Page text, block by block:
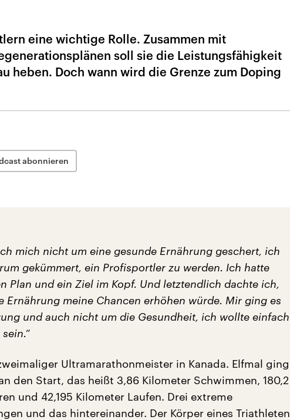
eine wichtige Rolle. Zusammen mit
soll sie die Leistungsfähigkeit
heben. Doch wann wird die Grenze zum Doping
abonnieren
mich nicht um eine gesunde Ernährung geschert, ich
gekümmert, ein Profisportler zu werden. Ich hatte
Plan und ein Ziel im Kopf. Und letztendlich dachte ich,
Ernährung meine Chancen erhöhen würde. Mir ging es
und auch nicht um die Gesundheit, ich wollte einfach
Ultramarathonmeister in Kanada. Elfmal ging
den Start, das heißt 3,86 Kilometer Schwimmen, 180,2
und 42,195 Kilometer Laufen. Drei extreme
und das hintereinander. Der Körper eines Triathleten